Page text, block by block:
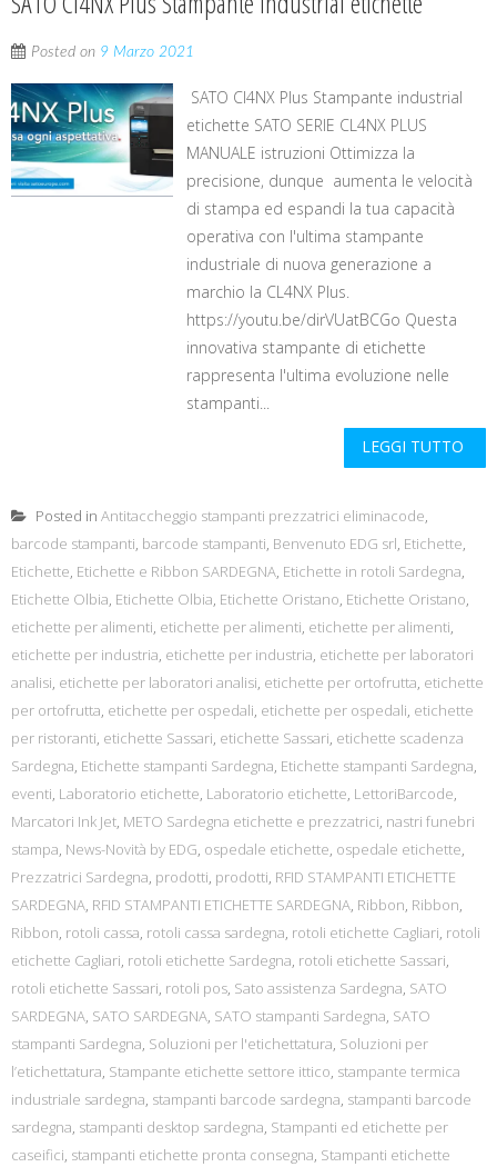
Posted on 9 Marzo 2021
SATO Cl4NX Plus Stampante industrial
etichette SATO SERIE CL4NX PLUS
MANUALE istruzioni Ottimizza la
precisione, dunque aumenta le velocità
di stampa ed espandi la tua capacità
operativa con l'ultima stampante
industriale di nuova generazione a
marchio la CL4NX Plus.
https://youtu.be/dirVUatBCGo Questa
innovativa stampante di etichette
rappresenta l'ultima evoluzione nelle
stampanti...
LEGGI TUTTO
Posted in Antitaccheggio stampanti prezzatrici eliminacode,
barcode stampanti, barcode stampanti, Benvenuto EDG srl, Etichette,
Etichette, Etichette e Ribbon SARDEGNA, Etichette in rotoli Sardegna,
Etichette Olbia, Etichette Olbia, Etichette Oristano, Etichette Oristano,
etichette per alimenti, etichette per alimenti, etichette per alimenti,
etichette per industria, etichette per industria, etichette per laboratori
analisi, etichette per laboratori analisi, etichette per ortofrutta, etichette
per ortofrutta, etichette per ospedali, etichette per ospedali, etichette
per ristoranti, etichette Sassari, etichette Sassari, etichette scadenza
Sardegna, Etichette stampanti Sardegna, Etichette stampanti Sardegna,
eventi, Laboratorio etichette, Laboratorio etichette, LettoriBarcode,
Marcatori Ink Jet, METO Sardegna etichette e prezzatrici, nastri funebri
stampa, News-Novità by EDG, ospedale etichette, ospedale etichette,
Prezzatrici Sardegna, prodotti, prodotti, RFID STAMPANTI ETICHETTE
SARDEGNA, RFID STAMPANTI ETICHETTE SARDEGNA, Ribbon, Ribbon,
Ribbon, rotoli cassa, rotoli cassa sardegna, rotoli etichette Cagliari, rotoli
etichette Cagliari, rotoli etichette Sardegna, rotoli etichette Sassari,
rotoli etichette Sassari, rotoli pos, Sato assistenza Sardegna, SATO
SARDEGNA, SATO SARDEGNA, SATO stampanti Sardegna, SATO
stampanti Sardegna, Soluzioni per l'etichettatura, Soluzioni per
l’etichettatura, Stampante etichette settore ittico, stampante termica
industriale sardegna, stampanti barcode sardegna, stampanti barcode
sardegna, stampanti desktop sardegna, Stampanti ed etichette per
caseifici, stampanti etichette pronta consegna, Stampanti etichette